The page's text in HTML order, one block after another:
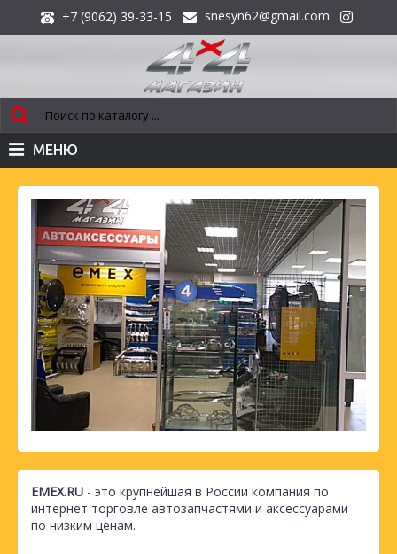
+7 (9062) 39-33-15 snesyn62@gmail.com
МЕНЮ
EMEX.RU - это крупнейшая в России компания по
интернет торговле автозапчастями и аксессуарами
по низким ценам.